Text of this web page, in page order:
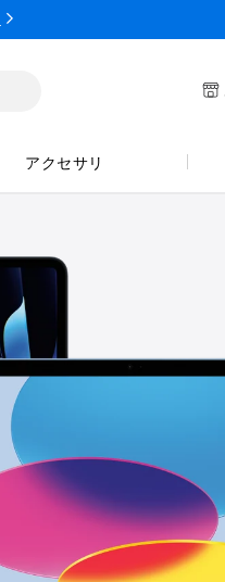
アクセサリ